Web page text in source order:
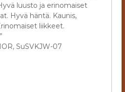
luusto ja erinomaiset
Hyvä häntä. Kaunis,
liikkeet.
SuSVKJW-07